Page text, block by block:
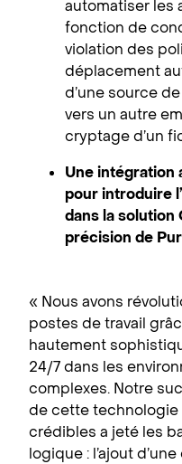
automatiser les
fonction de
violation des
déplacement
d’une source
vers un autre
cryptage d’un
Une intégration
pour introduire
dans la solution
précision de
« Nous avons
postes de travail
hautement
24/7 dans les
complexes. Notre
de cette technologie
crédibles a jeté les
logique : l’ajout